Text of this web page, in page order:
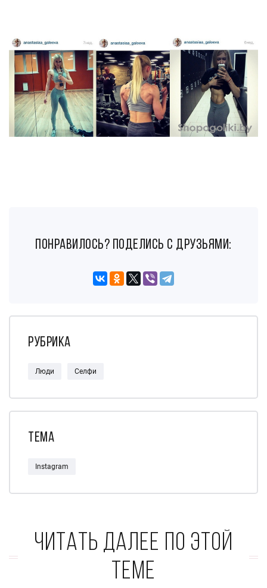
понравилось? поделись с друзьями:
Рубрика
Люди Селфи
Тема
Instagram
Читать далее по этой
теме